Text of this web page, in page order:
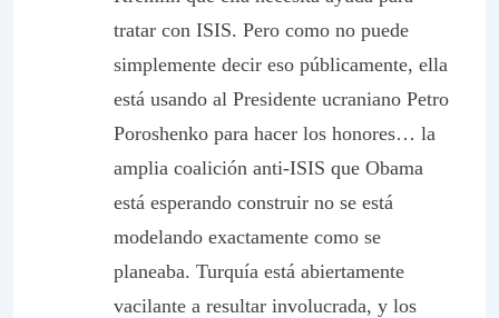
tratar con ISIS. Pero como no puede
simplemente decir eso públicamente, ella
está usando al Presidente ucraniano Petro
Poroshenko para hacer los honores… la
amplia coalición anti-ISIS que Obama
está esperando construir no se está
modelando exactamente como se
planeaba. Turquía está abiertamente
vacilante a resultar involucrada, y los